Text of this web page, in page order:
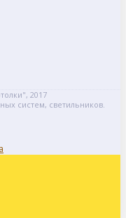
2017
систем, светильников.